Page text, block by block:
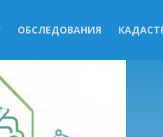
ОБСЛЕДОВАНИЯ